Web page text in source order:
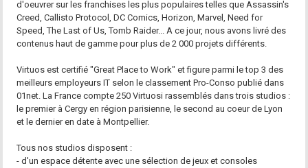
d'oeuvrer sur les franchises les plus populaires telles que Assassin's
Creed, Callisto Protocol, DC Comics, Horizon, Marvel, Need for
Speed, The Last of Us, Tomb Raider... A ce jour, nous avons livré des
contenus haut de gamme pour plus de 2 000 projets différents.
Virtuos est certifié "Great Place to Work" et figure parmi le top 3 des
meilleurs employeurs IT selon le classement Pro-Conso publié dans
01net. La France compte 250 Virtuosi rassemblés dans trois studios :
le premier à Cergy en région parisienne, le second au coeur de Lyon
et le dernier en date à Montpellier.
Tous nos studios disposent :
- d'un espace détente avec une sélection de jeux et consoles